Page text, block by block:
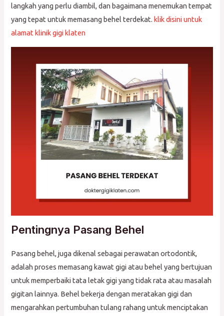
langkah yang perlu diambil, dan bagaimana menemukan tempat
yang tepat untuk memasang behel terdekat.klik disini untuk
alamat klinik gigi klaten
Pentingnya Pasang Behel
Pasang behel, juga dikenal sebagai perawatan ortodontik,
adalah proses memasang kawat gigi atau behel yang bertujuan
untuk memperbaiki tata letak gigi yang tidak rata atau masalah
gigitan lainnya. Behel bekerja dengan meratakan gigi dan
mengarahkan pertumbuhan tulang rahang untuk menciptakan